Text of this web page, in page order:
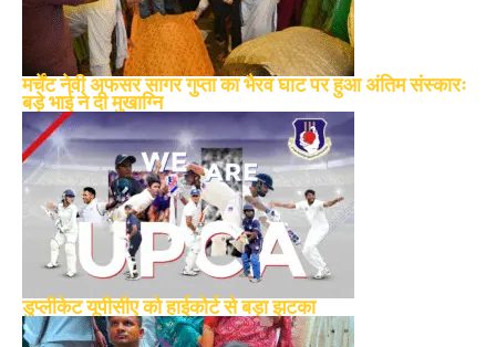
मर्चेंट नेवी अफसर सागर गुप्ता का भैरव घाट पर हुआ अंतिम संस्कारः
बड़े भाई ने दी मुखाग्नि
डुप्लीकेट यूपीसीए को हाईकोर्ट से बड़ा झटका